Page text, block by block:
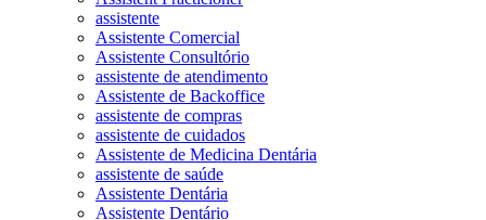
assistente
Assistente Comercial
Assistente Consultório
assistente de atendimento
Assistente de Backoffice
assistente de compras
assistente de cuidados
Assistente de Medicina Dentária
assistente de saúde
Assistente Dentária
Assistente Dentário